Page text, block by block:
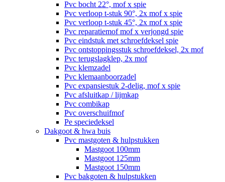
Pvc bocht 22°, mof x spie
Pvc verloop t-stuk 90°, 2x mof x spie
Pvc verloop t-stuk 45°, 2x mof x spie
Pvc reparatiemof mof x verjongd spie
Pvc eindstuk met schroefdeksel spie
Pvc ontstoppingsstuk schroefdeksel, 2x mof
Pvc terugslagklep, 2x mof
Pvc klemzadel
Pvc klemaanboorzadel
Pvc expansiestuk 2-delig, mof x spie
Pvc afsluitkap / lijmkap
Pvc combikap
Pvc overschuifmof
Pe speciedeksel
Dakgoot & hwa buis
Pvc mastgoten & hulpstukken
Mastgoot 100mm
Mastgoot 125mm
Mastgoot 150mm
Pvc bakgoten & hulpstukken